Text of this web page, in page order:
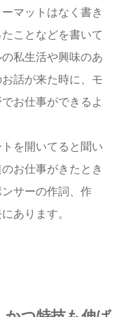
マットはなく書き
ことなどを書いて
私生活や興味のあ
話が来た時に、モ
お仕事ができるよ
を開いてると聞い
お仕事がきたとき
サーの作詞、作
あります。